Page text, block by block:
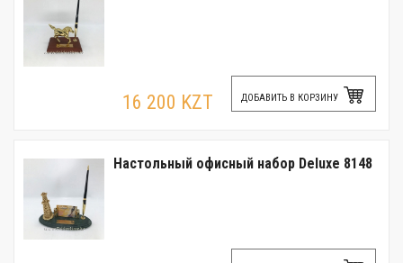
16 200 KZT ДОБАВИТЬ В КОРЗИНУ
Настольный офисный набор Deluxe 8148